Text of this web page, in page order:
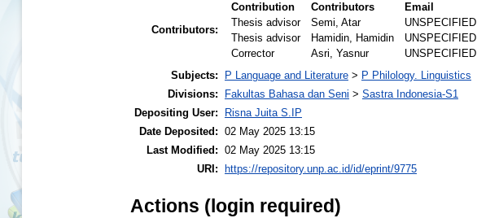
Contributors:
Contribution Contributors
Email
Thesis advisor
Semi, Atar
UNSPECIFIED
Thesis advisor
Hamidin, Hamidin
UNSPECIFIED
Corrector
Asri, Yasnur
UNSPECIFIED
Subjects:
P Language and Literature > P Philology. Linguistics
Divisions:
Fakultas Bahasa dan Seni > Sastra Indonesia-S1
Depositing User:
Risna Juita S.IP
Date Deposited: 02 May 2025 13:15
Last Modified: 02 May 2025 13:15
URI:
https://repository.unp.ac.id/id/eprint/9775
Actions (login required)